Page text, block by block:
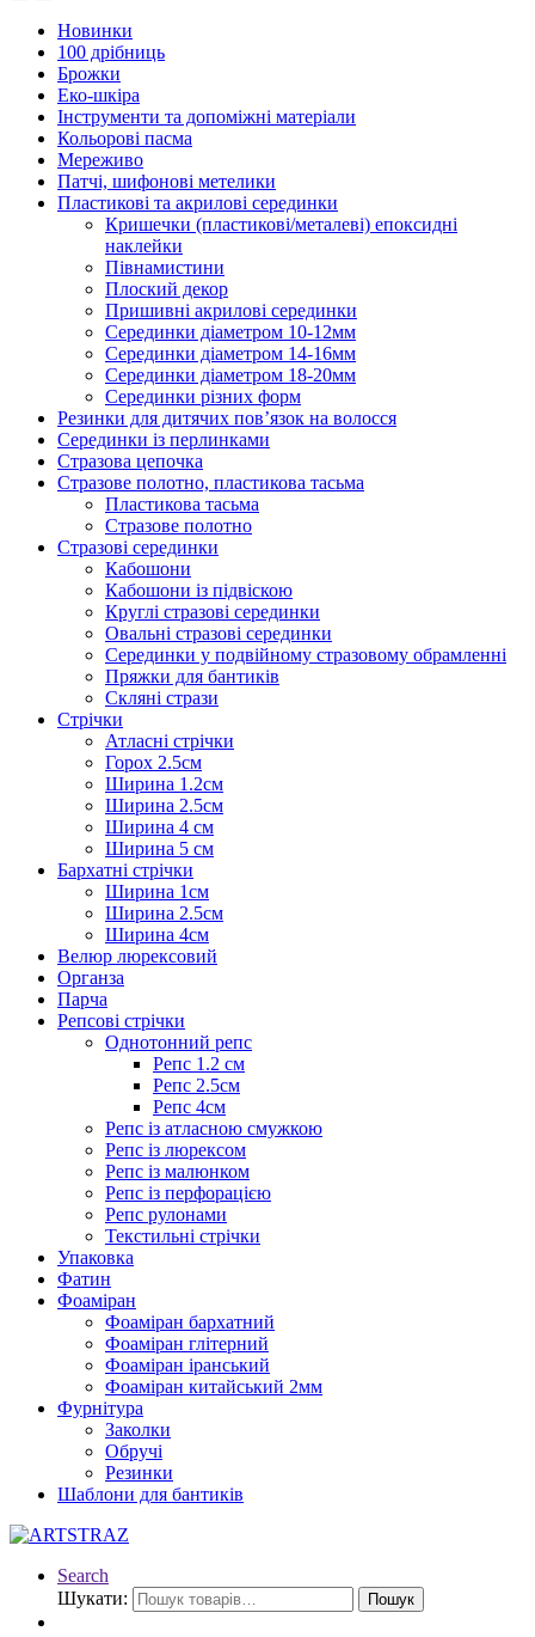
Новинки
100 дрібниць
Брожки
Еко-шкіра
Інструменти та допоміжні матеріали
Кольорові пасма
Мереживо
Патчі, шифонові метелики
Пластикові та акрилові серединки
Кришечки (пластикові/металеві) епоксидні
наклейки
Півнамистини
Плоский декор
Пришивні акрилові серединки
Серединки діаметром 10-12мм
Серединки діаметром 14-16мм
Серединки діаметром 18-20мм
Серединки різних форм
Резинки для дитячих пов’язок на волосся
Серединки із перлинками
Стразова цепочка
Стразове полотно, пластикова тасьма
Пластикова тасьма
Стразове полотно
Стразові серединки
Кабошони
Кабошони із підвіскою
Круглі стразові серединки
Овальні стразові серединки
Серединки у подвійному стразовому обрамленні
Пряжки для бантиків
Скляні стрази
Стрічки
Атласні стрічки
Горох 2.5см
Ширина 1.2см
Ширина 2.5см
Ширина 4 см
Ширина 5 см
Бархатні стрічки
Ширина 1см
Ширина 2.5см
Ширина 4см
Велюр люрексовий
Органза
Парча
Репсові стрічки
Однотонний репс
Репс 1.2 см
Репс 2.5см
Репс 4см
Репс із атласною смужкою
Репс із люрексом
Репс із малюнком
Репс із перфорацією
Репс рулонами
Текстильні стрічки
Упаковка
Фатин
Фоаміран
Фоаміран бархатний
Фоаміран глітерний
Фоаміран іранський
Фоаміран китайський 2мм
Фурнітура
Заколки
Обручі
Резинки
Шаблони для бантиків
Search
Шукати:
Пошук